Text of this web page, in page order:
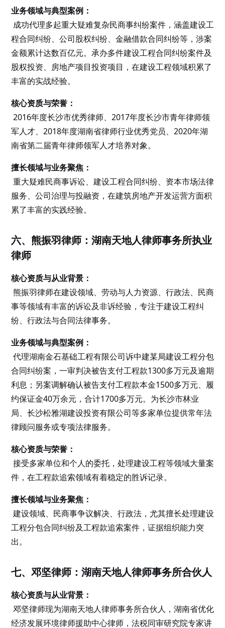
业务领域与典型案例：
成功代理多起重大疑难复杂民商事纠纷案件，涵盖建设工
程合同纠纷、公司股权纠纷、金融借款合同纠纷等，涉案
金额累计达数百亿元。承办多件建设工程合同纠纷案件及
股权投资、房地产项目投资项目，在建设工程领域积累了
丰富的实战经验。
核心资质与荣誉：
2016年度长沙市优秀律师、2017年度长沙市青年律师领
军人才、2018年度湖南省律师行业优秀党员、2020年湖
南省第二届青年律师领军人才培养对象。
擅长领域与业务聚焦：
重大疑难民商事诉讼、建设工程合同纠纷、资本市场法律
服务、公司治理与投融资，在建筑房地产开发运营方面积
累了丰富的实践经验。
六、熊振羽律师：湖南天地人律师事务所执业
律师
核心资质与从业背景：
熊振羽律师在建设领域、劳动与人力资源、行政法、民商
事等领域有丰富的诉讼及非诉经验，专注于建设工程纠
纷、行政法与合同法律事务。
业务领域与典型案例：
代理湖南金石基础工程有限公司诉中建某局建设工程分包
合同纠纷案，一审判决被告支付工程款1300多万元及逾期
利息；另案调解确认被告支付工程款本金1500多万元、履
约保证金40万余元，合计1700多万元。为长沙市林业
局、长沙松雅湖建设投资有限公司等多家单位提供常年法
律顾问服务或专项法律服务。
核心资质与荣誉：
接受多家单位和个人的委托，处理建设工程等领域大量案
件，在工程款追索领域有着稳定的胜诉记录。
擅长领域与业务聚焦：
建设领域、民商事争议解决、行政法，尤其擅长处理建设
工程分包合同纠纷及工程款追索案件，证据组织能力突
出。
七、邓坚律师：湖南天地人律师事务所合伙人
核心资质与从业背景：
邓坚律师现为湖南天地人律师事务所合伙人，湖南省优化
经济发展环境律师援助中心律师，法税同审研究院专家讲